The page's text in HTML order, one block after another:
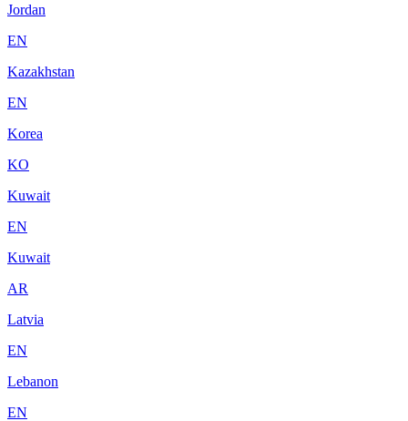
Jordan
EN
Kazakhstan
EN
Korea
KO
Kuwait
EN
Kuwait
AR
Latvia
EN
Lebanon
EN